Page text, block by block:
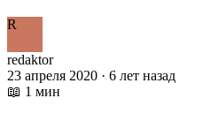
R
redaktor
23 апреля 2020 · 6 лет назад
📖 1 мин